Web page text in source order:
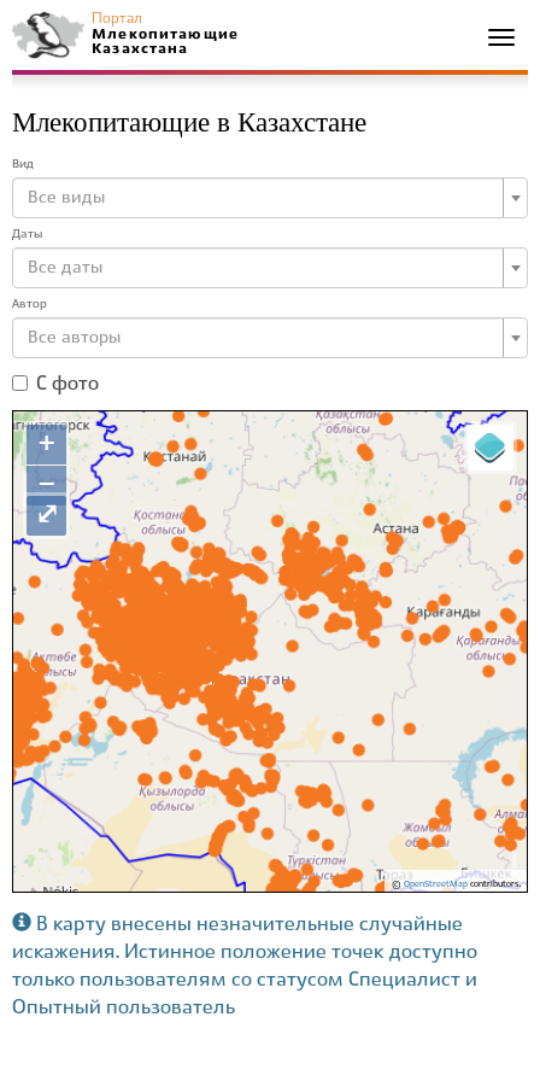
Портал
Млекопитающие
Казахстана
Млекопитающие в Казахстане
Вид
Все виды
Даты
Все даты
Автор
Все авторы
С фото
+
−
© OpenStreetMapcontributors.
⤢
В карту внесены незначительные случайные
искажения. Истинное положение точек доступно
только пользователям со статусом Специалист и
Опытный пользователь